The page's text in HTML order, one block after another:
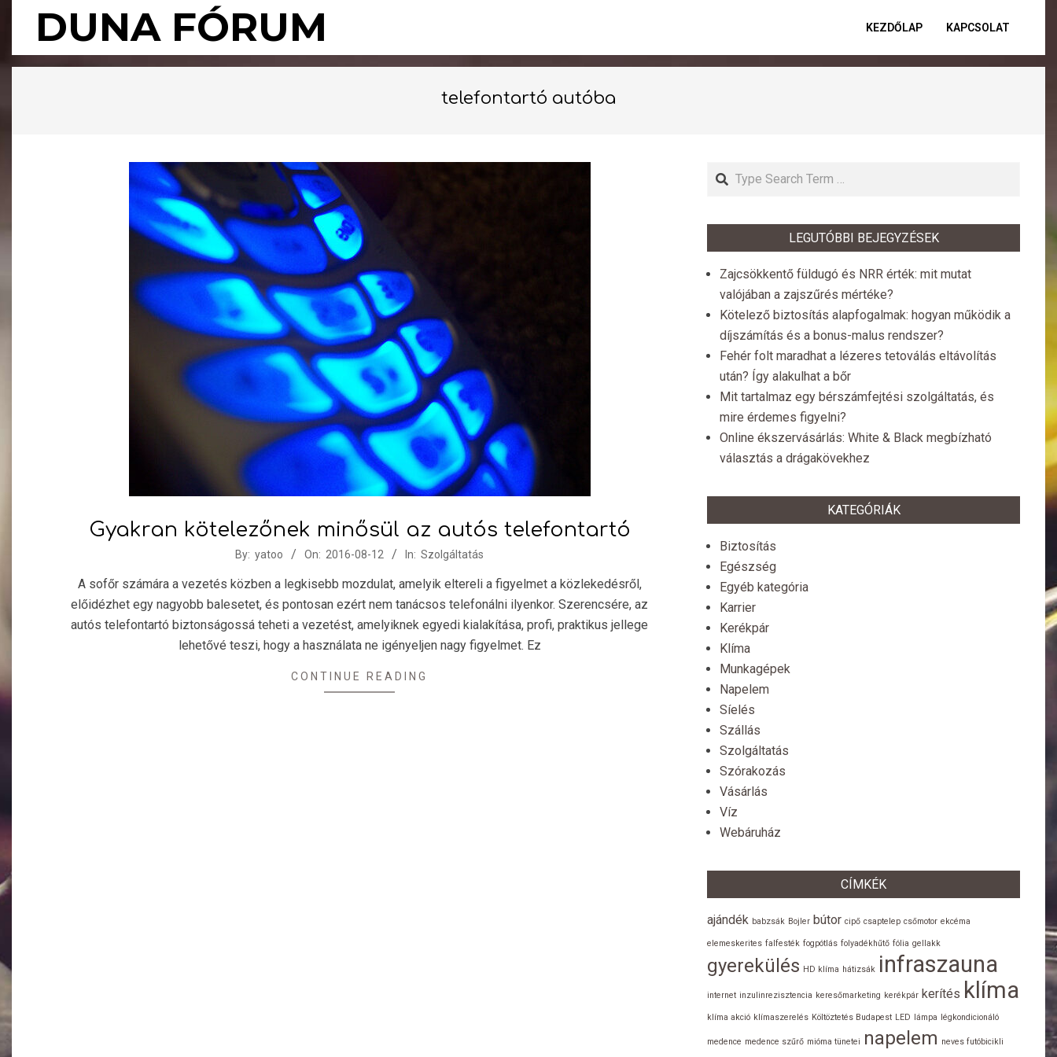
DUNA FÓRUM KEZDŐLAP KAPCSOLAT
telefontartó autóba
Gyakran kötelezőnek minősül az autós telefontartó
By: yatoo On: 2016-08-12 In: Szolgáltatás
A sofőr számára a vezetés közben a legkisebb mozdulat, amelyik eltereli a figyelmet a közlekedésről,
előidézhet egy nagyobb balesetet, és pontosan ezért nem tanácsos telefonálni ilyenkor. Szerencsére, az
autós telefontartó biztonságossá teheti a vezetést, amelyiknek egyedi kialakítása, profi, praktikus jellege
lehetővé teszi, hogy a használata ne igényeljen nagy figyelmet. Ez
CONTINUE READING
Search
LEGUTÓBBI BEJEGYZÉSEK
Zajcsökkentő füldugó és NRR érték: mit mutat
valójában a zajszűrés mértéke?
Kötelező biztosítás alapfogalmak: hogyan működik a
díjszámítás és a bonus-malus rendszer?
Fehér folt maradhat a lézeres tetoválás eltávolítás
után? Így alakulhat a bőr
Mit tartalmaz egy bérszámfejtési szolgáltatás, és
mire érdemes figyelni?
Online ékszervásárlás: White & Black megbízható
választás a drágakövekhez
KATEGÓRIÁK
Biztosítás
Egészség
Egyéb kategória
Karrier
Kerékpár
Klíma
Munkagépek
Napelem
Síelés
Szállás
Szolgáltatás
Szórakozás
Vásárlás
Víz
Webáruház
CÍMKÉK
ajándék babzsák Bojler bútor cipő csaptelep csőmotor ekcéma
elemeskerites falfesték fogpótlás folyadékhűtő fólia gellakk
gyerekülés HD klíma hátizsák infraszauna
internet inzulinrezisztencia keresőmarketing kerékpár kerítés klíma
klíma akció klímaszerelés Költöztetés Budapest LED lámpa légkondicionáló
medence medence szűrő mióma tünetei napelem neves futóbicikli